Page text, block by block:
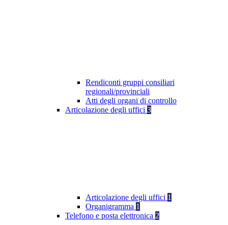
Rendiconti gruppi consiliari
regionali/provinciali
Atti degli organi di controllo
Articolazione degli uffici 3
Articolazione degli uffici 1
Organigramma 1
Telefono e posta elettronica 2